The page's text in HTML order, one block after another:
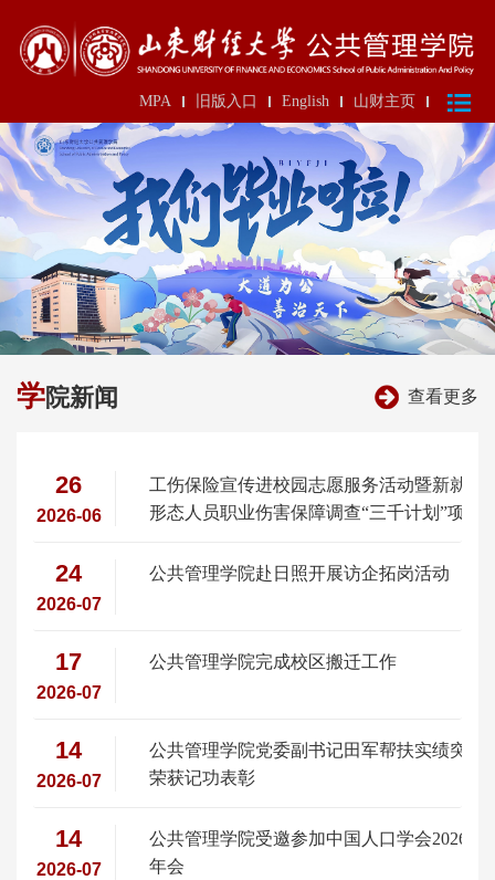
山财主页
English
旧版入口
MPA
学院新闻 查看更多
26
2026-06
工伤保险宣传进校园志愿服务活动暨新就业
形态人员职业伤害保障调查“三千计划”项目
24
2026-07
公共管理学院赴日照开展访企拓岗活动
17
2026-07
公共管理学院完成校区搬迁工作
14
2026-07
公共管理学院党委副书记田军帮扶实绩突出
荣获记功表彰
14
2026-07
公共管理学院受邀参加中国人口学会2026年
年会